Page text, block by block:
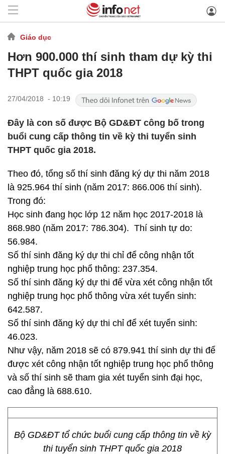
Giáo dục
Hơn 900.000 thí sinh tham dự kỳ thi
THPT quốc gia 2018
27/04/2018 - 10:19
Đây là con số được Bộ GD&ĐT công bố trong
buổi cung cấp thông tin về kỳ thi tuyển sinh
THPT quốc gia 2018.
Theo đó, tổng số thí sinh đăng ký dự thi năm 2018
là 925.964 thí sinh (năm 2017: 866.006 thí sinh).
Trong đó:
Học sinh đang học lớp 12 năm học 2017-2018 là
868.980 (năm 2017: 786.304). Thí sinh tự do:
56.984.
Số thí sinh đăng ký dự thi chỉ để công nhận tốt
nghiệp trung học phổ thông: 237.354.
Số thí sinh đăng ký dự thi để vừa xét công nhận tốt
nghiệp trung học phổ thông vừa xét tuyển sinh:
642.587.
Số thí sinh đăng ký dự thi chỉ để xét tuyển sinh:
46.023.
Như vậy, năm 2018 sẽ có 879.941 thí sinh dự thi để
được xét công nhận tốt nghiệp trung học phổ thông
và số thí sinh sẽ tham gia xét tuyển sinh đại học,
cao đẳng là 688.610.
Bộ GD&ĐT tổ chức buổi cung cấp thông tin về kỳ
thi tuyển sinh THPT quốc gia 2018